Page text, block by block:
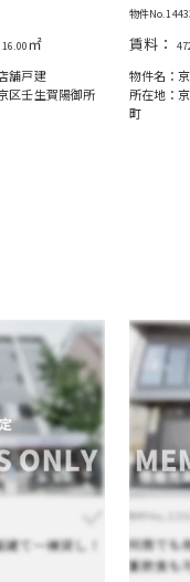
16.00㎡
舗戸建
区壬生賀陽御所
物件
賃料：
物件名：
所在地：
町